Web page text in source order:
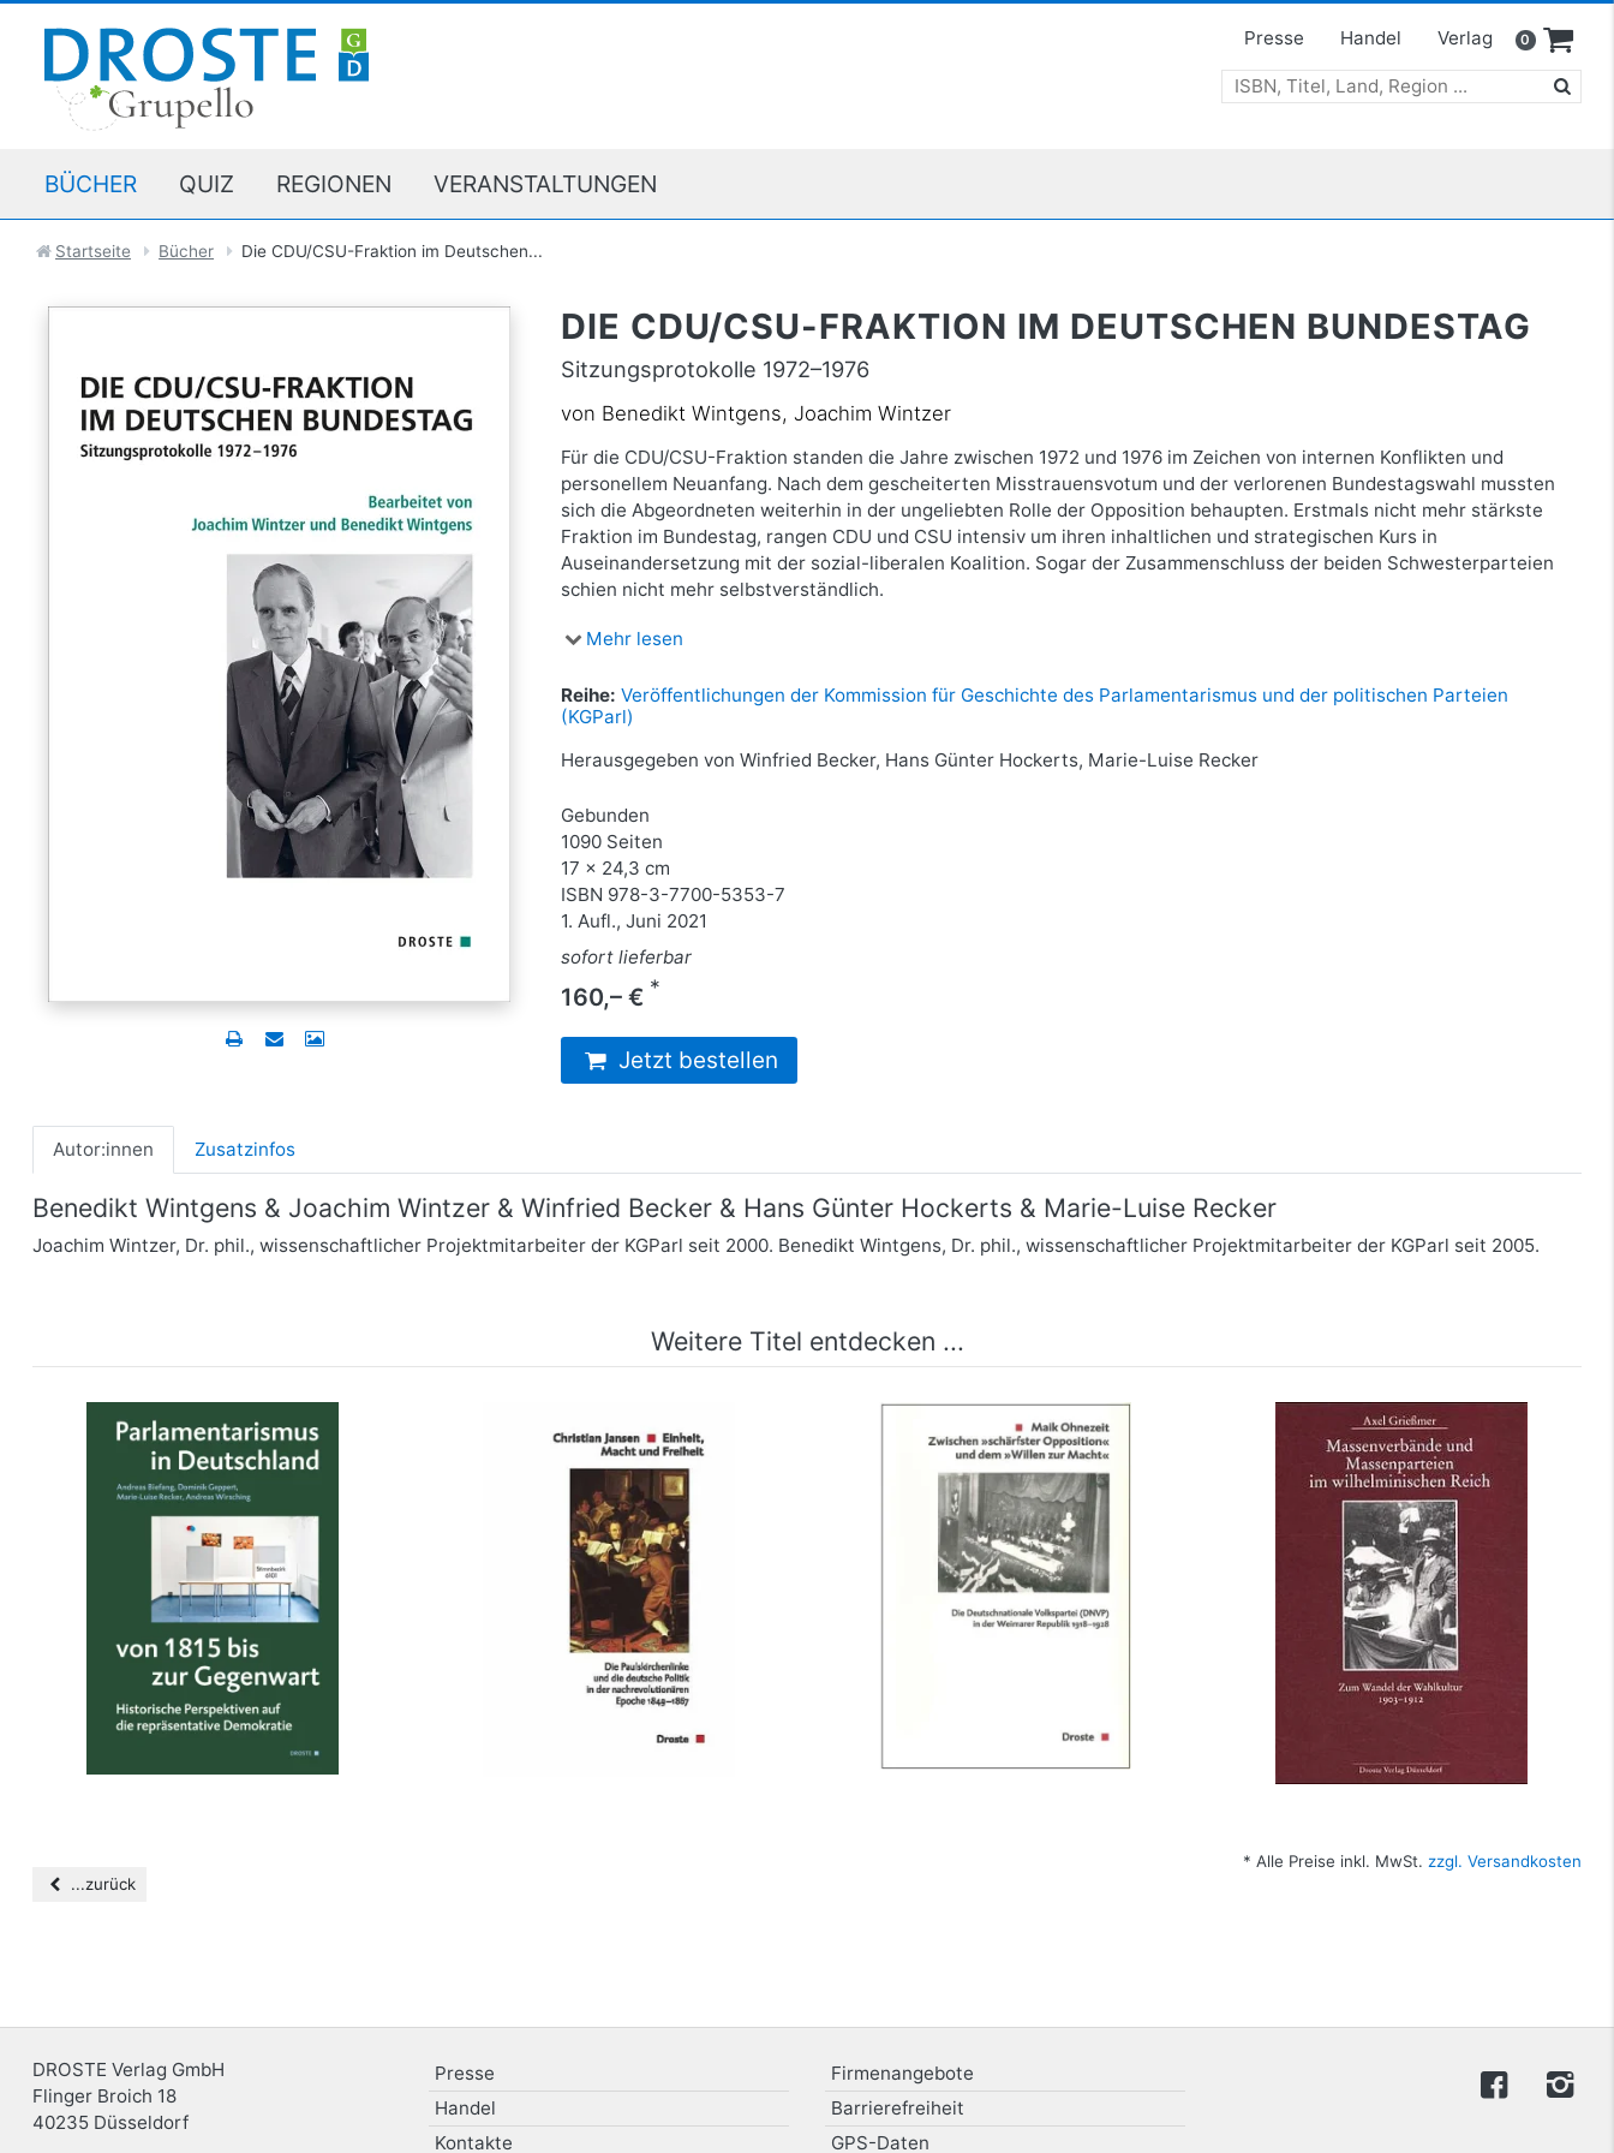
Presse Handel Verlag 0
BÜCHER QUIZ REGIONEN VERANSTALTUNGEN
Startseite Bücher Die CDU/CSU-Fraktion im Deutschen...
DIE CDU/CSU-FRAKTION IM DEUTSCHEN BUNDESTAG
Sitzungsprotokolle 1972–1976
von Benedikt Wintgens, Joachim Wintzer
Für die CDU/CSU-Fraktion standen die Jahre zwischen 1972 und 1976 im Zeichen von internen Konflikten und
personellem Neuanfang. Nach dem gescheiterten Misstrauensvotum und der verlorenen Bundestagswahl mussten
sich die Abgeordneten weiterhin in der ungeliebten Rolle der Opposition behaupten. Erstmals nicht mehr stärkste
Fraktion im Bundestag, rangen CDU und CSU intensiv um ihren inhaltlichen und strategischen Kurs in
Auseinandersetzung mit der sozial-liberalen Koalition. Sogar der Zusammenschluss der beiden Schwesterparteien
schien nicht mehr selbstverständlich.
Mehr lesen
Reihe: Veröffentlichungen der Kommission für Geschichte des Parlamentarismus und der politischen Parteien
(KGParl)
Herausgegeben von Winfried Becker, Hans Günter Hockerts, Marie-Luise Recker
Gebunden
1090 Seiten
17 x 24,3 cm
ISBN 978-3-7700-5353-7
1. Aufl., Juni 2021
sofort lieferbar
160,– € *
Jetzt bestellen
Autor:innen Zusatzinfos
Benedikt Wintgens & Joachim Wintzer & Winfried Becker & Hans Günter Hockerts & Marie-Luise Recker
Joachim Wintzer, Dr. phil., wissenschaftlicher Projektmitarbeiter der KGParl seit 2000. Benedikt Wintgens, Dr. phil., wissenschaftlicher Projektmitarbeiter der KGParl seit 2005.
Weitere Titel entdecken ...
Parlamentarismus in Deutschland
von 1815 bis zur Gegenwart
mehr Infos …
bestellen
Einheit, Macht und Freiheit
mehr Infos …
bestellen
Zwischen "schärfster Opposition"
und dem "Willen zur Macht"
mehr Infos …
bestellen
Massenverbände und
Massenparteien im
wilhelminischen Reich
mehr Infos …
bestellen
...zurück
* Alle Preise inkl. MwSt. zzgl. Versandkosten
DROSTE Verlag GmbH
Flinger Broich 18
40235 Düsseldorf
Presse
Handel
Kontakte
Firmenangebote
Barrierefreiheit
GPS-Daten